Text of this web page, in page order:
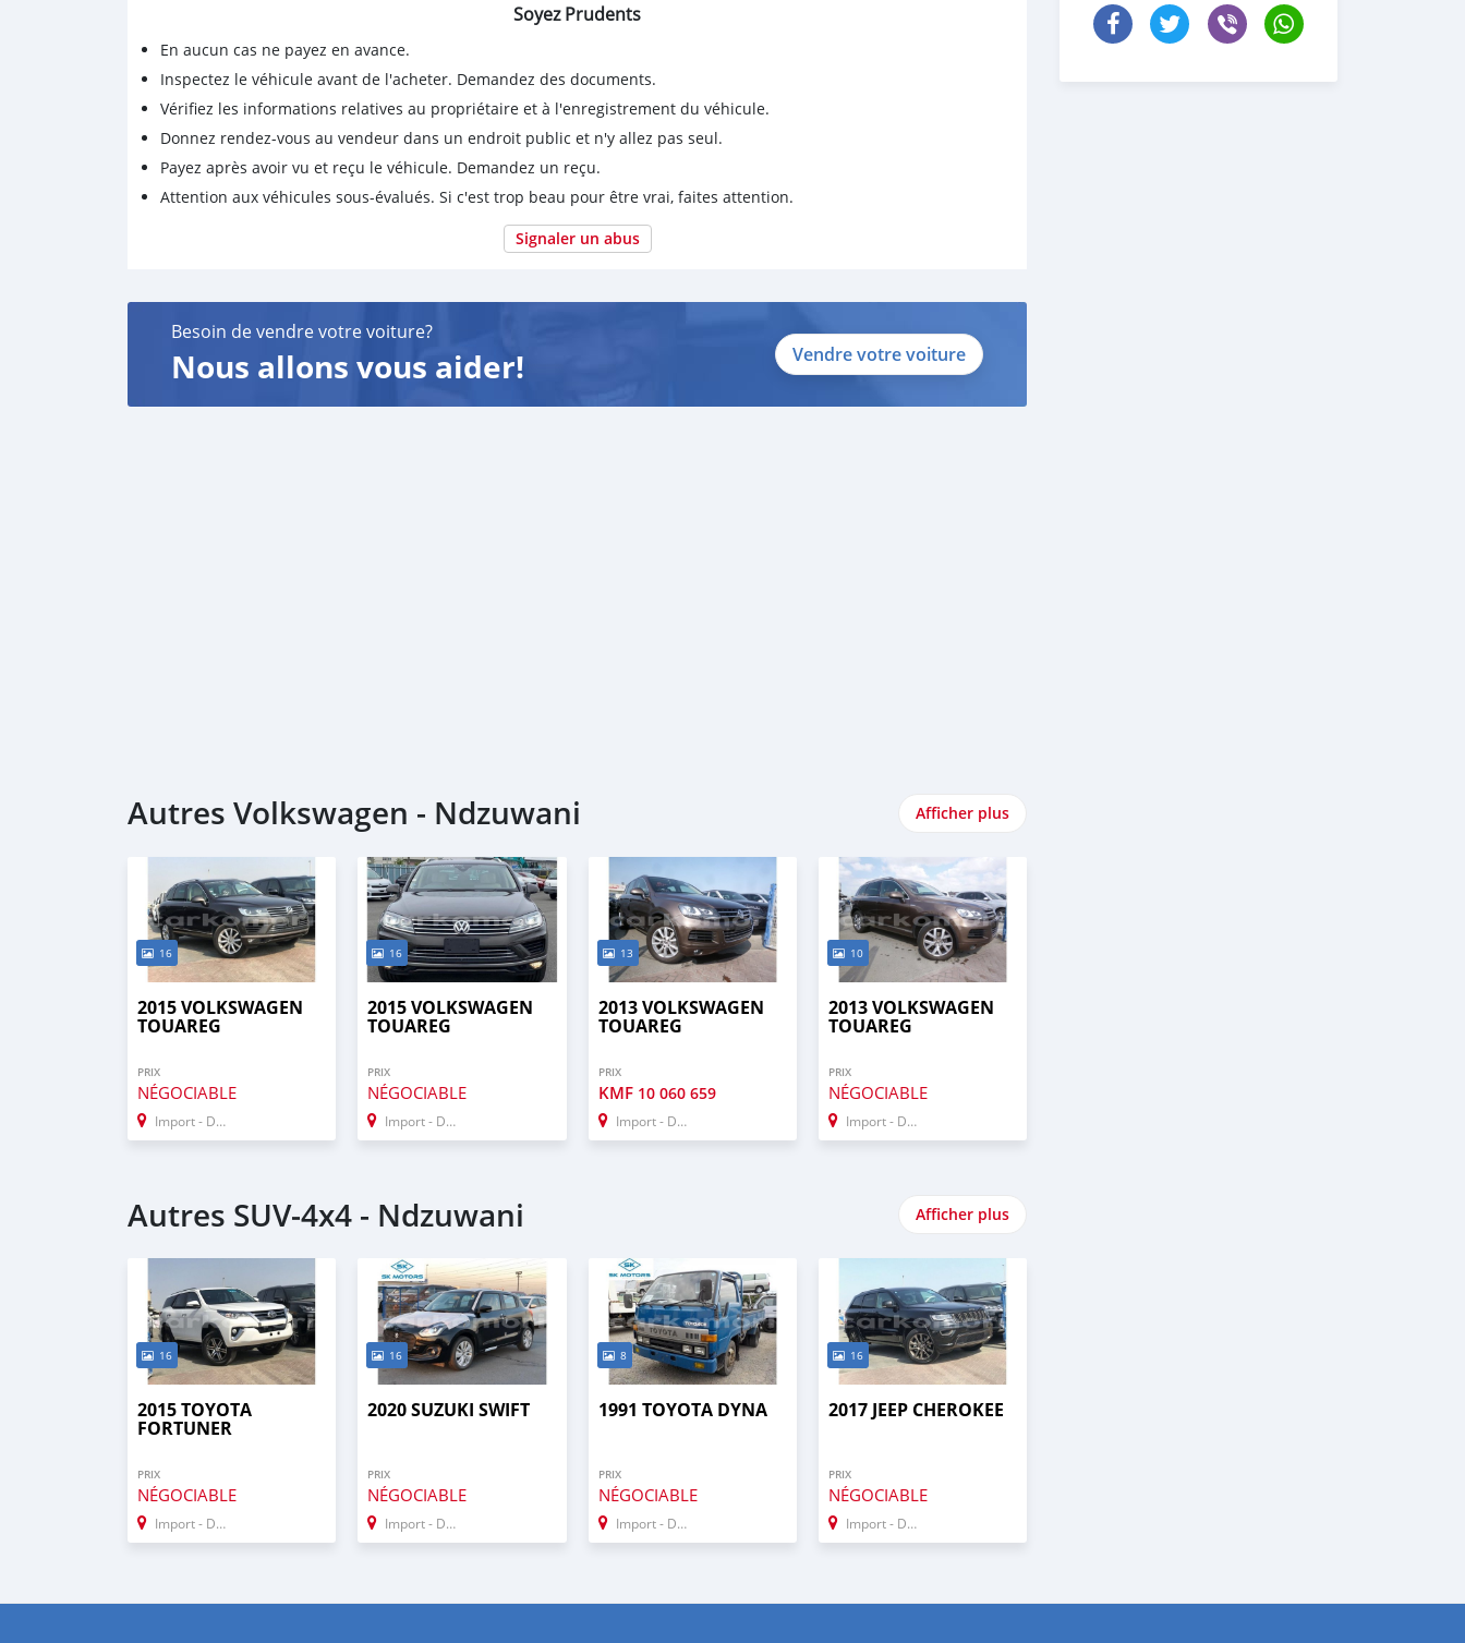
Soyez Prudents
En aucun cas ne payez en avance.
Inspectez le véhicule avant de l'acheter. Demandez des documents.
Vérifiez les informations relatives au propriétaire et à l'enregistrement du véhicule.
Donnez rendez-vous au vendeur dans un endroit public et n'y allez pas seul.
Payez après avoir vu et reçu le véhicule. Demandez un reçu.
Attention aux véhicules sous-évalués. Si c'est trop beau pour être vrai, faites attention.
Signaler un abus
Besoin de vendre votre voiture?
Nous allons vous aider! Vendre votre voiture
Autres Volkswagen - Ndzuwani Afficher plus
16
2015 VOLKSWAGEN
TOUAREG
PRIX
NÉGOCIABLE
Import - Dubai
16
2015 VOLKSWAGEN
TOUAREG
PRIX
NÉGOCIABLE
Import - Dubai
13
2013 VOLKSWAGEN
TOUAREG
PRIX
KMF 10 060 659
Import - Dubai
10
2013 VOLKSWAGEN
TOUAREG
PRIX
NÉGOCIABLE
Import - Dubai
Autres SUV‒4x4 - Ndzuwani Afficher plus
16
2015 TOYOTA
FORTUNER
PRIX
NÉGOCIABLE
Import - Dubai
16
2020 SUZUKI SWIFT
PRIX
NÉGOCIABLE
Import - Dubai
8
1991 TOYOTA DYNA
PRIX
NÉGOCIABLE
Import - Dubai
16
2017 JEEP CHEROKEE
PRIX
NÉGOCIABLE
Import - Dubai